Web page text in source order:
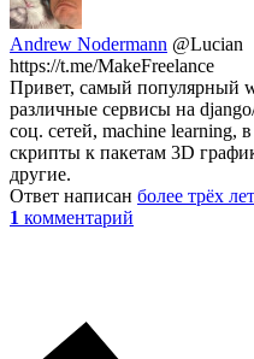
Andrew Nodermann @Lucian
https://t.me/MakeFreelance
Привет, самый популярный
различные сервисы на
соц. сетей, machine learning,
скрипты к пакетам 3D
другие.
Ответ написан более трёх
1 комментарий